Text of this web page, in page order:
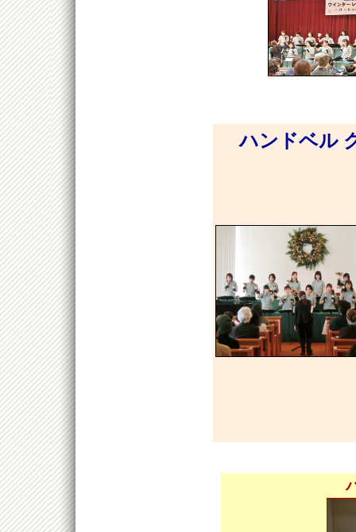
ハンドベル